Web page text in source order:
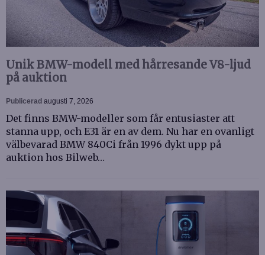
Unik BMW-modell med hårresande V8-ljud
på auktion
Publicerad augusti 7, 2026
Det finns BMW-modeller som får entusiaster att
stanna upp, och E31 är en av dem. Nu har en ovanligt
välbevarad BMW 840Ci från 1996 dykt upp på
auktion hos Bilweb…